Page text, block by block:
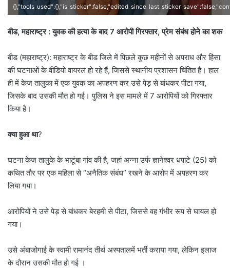
बीड, महाराष्ट्र : युवक की हत्या के बाद 7 आरोपी गिरफ्तार, प्रेम संबंध होने का शक
बीड (महाराष्ट्र): महाराष्ट्र के बीड जिले में पिछले कुछ महीनों से अपराध और हिंसा
की घटनाओं के वीडियो वायरल हो रहे हैं, जिससे स्थानीय प्रशासन चिंतित है। हाल
ही में केज तालुका में एक युवक का अपहरण कर उसे पेड़ से बांधकर पीटा गया,
जिसके बाद उसकी मौत हो गई। पुलिस ने इस मामले में 7 आरोपियों को गिरफ्तार
किया है।
क्या हुआ था?
घटना केज तालुके के भाटूंबा गांव की है, जहां अन्ना उर्फ ज्ञानेश्वर धपाटे (25) को
कथित तौर पर एक महिला से “अनैतिक संबंध” रखने के आरोप में अपहरण कर
लिया गया।
आरोपियों ने उसे पेड़ से बांधकर बेरहमी से पीटा, जिससे वह गंभीर रूप से घायल हो
गया।
उसे अंबाजोगाई के स्वामी रामानंद तीर्थ अस्पतालमें भर्ती कराया गया, लेकिन इलाज
के दौरान उसकी मौत हो गई ।